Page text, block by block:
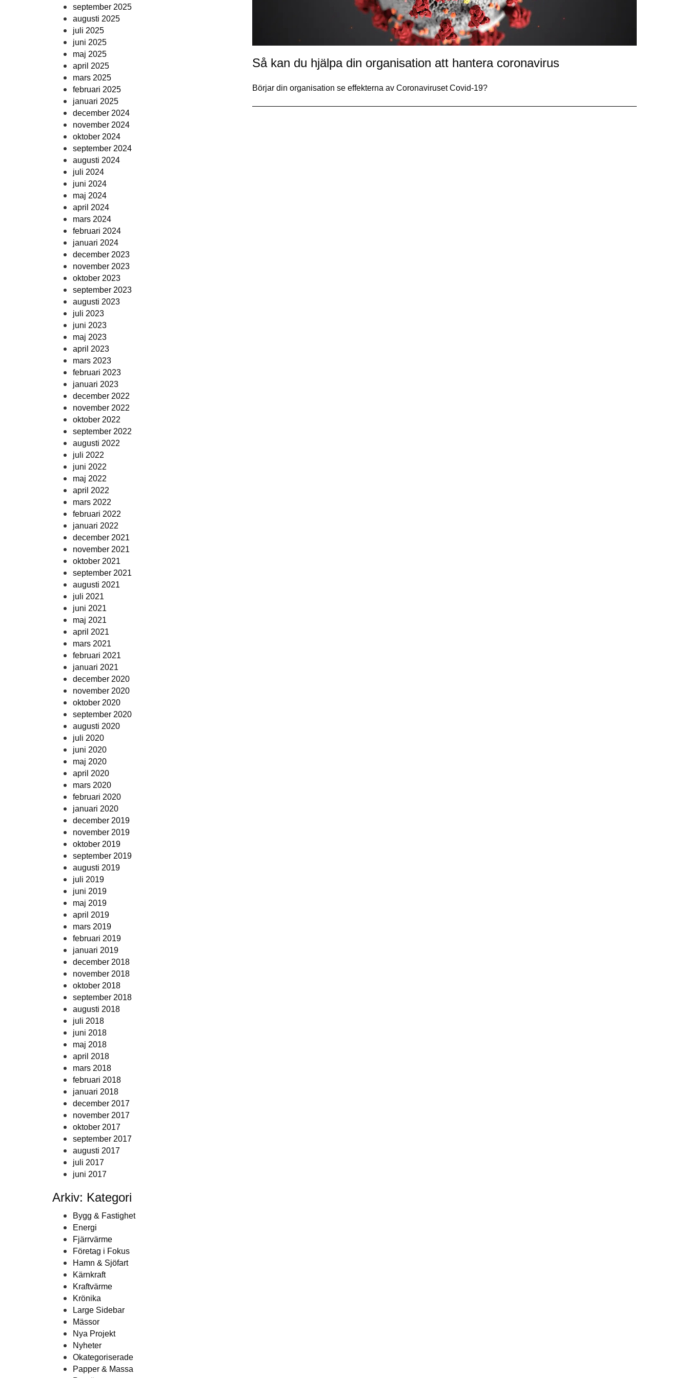
september 2025
augusti 2025
juli 2025
juni 2025
maj 2025
april 2025
mars 2025
februari 2025
januari 2025
december 2024
november 2024
oktober 2024
september 2024
augusti 2024
juli 2024
juni 2024
maj 2024
april 2024
mars 2024
februari 2024
januari 2024
december 2023
november 2023
oktober 2023
september 2023
augusti 2023
juli 2023
juni 2023
maj 2023
april 2023
mars 2023
februari 2023
januari 2023
december 2022
november 2022
oktober 2022
september 2022
augusti 2022
juli 2022
juni 2022
maj 2022
april 2022
mars 2022
februari 2022
januari 2022
december 2021
november 2021
oktober 2021
september 2021
augusti 2021
juli 2021
juni 2021
maj 2021
april 2021
mars 2021
februari 2021
januari 2021
december 2020
november 2020
oktober 2020
september 2020
augusti 2020
juli 2020
juni 2020
maj 2020
april 2020
mars 2020
februari 2020
januari 2020
december 2019
november 2019
oktober 2019
september 2019
augusti 2019
juli 2019
juni 2019
maj 2019
april 2019
mars 2019
februari 2019
januari 2019
december 2018
november 2018
oktober 2018
september 2018
augusti 2018
juli 2018
juni 2018
maj 2018
april 2018
mars 2018
februari 2018
januari 2018
december 2017
november 2017
oktober 2017
september 2017
augusti 2017
juli 2017
juni 2017
Arkiv: Kategori
Bygg & Fastighet
Energi
Fjärrvärme
Företag i Fokus
Hamn & Sjöfart
Kärnkraft
Kraftvärme
Krönika
Large Sidebar
Mässor
Nya Projekt
Nyheter
Okategoriserade
Papper & Massa
Så kan du hjälpa din organisation att hantera coronavirus
Börjar din organisation se effekterna av Coronaviruset Covid-19?